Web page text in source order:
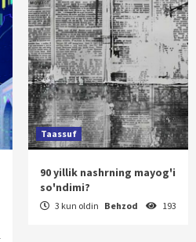
Taassuf
90 yillik nashrning mayog'i
so'ndimi?
3 kun oldin Behzod 193